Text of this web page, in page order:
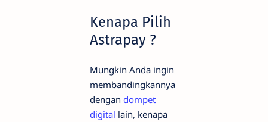
Kenapa Pilih
Astrapay ?
Mungkin Anda ingin
membandingkannya
dengan dompet
digital lain, kenapa